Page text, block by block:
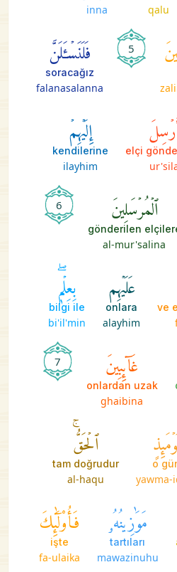
qalu
inna
5 فَلَنَسۡـَٔلَنَّ
soracağız
falanasalanna
elçi
إِلَيۡهِمۡ
kendilerine
ilayhim
ٱلۡمُرۡسَلِينَ
gönderilen
al-mur'salina
6
ve
عَلَيۡهِم
onlara
alayhim
بِعِلۡمٖۖ
bilgi ile
bi'il'min
غَآئِبِينَ
onlardan uzak
ghaibina
7
o
yawma-
ٱلۡحَقُّۚ
tam doğrudur
al-haqu
مَوَٰزِينُهُۥ
tartıları
mawazinuhu
فَأُوْلَٰٓئِكَ
işte
fa-ulaika